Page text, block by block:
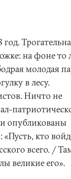
на фоне то
молодая
в лесу.
Ничто не
опубликованы
кто
всего. /
великие его».